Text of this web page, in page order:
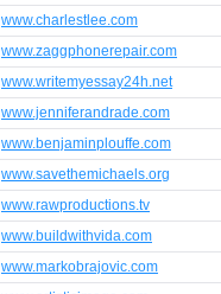
www.charlestlee.com
www.zaggphonerepair.com
www.writemyessay24h.net
www.jenniferandrade.com
www.benjaminplouffe.com
www.savethemichaels.org
www.rawproductions.tv
www.buildwithvida.com
www.markobrajovic.com